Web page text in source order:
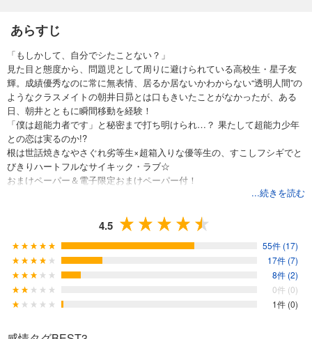
あらすじ
「もしかして、自分でシたことない？」
見た目と態度から、問題児として周りに避けられている高校生・星子友
輝。成績優秀なのに常に無表情、居るか居ないかわからない“透明人間”の
ようなクラスメイトの朝井日昴とは口もきいたことがなかったが、ある
日、朝井とともに瞬間移動を経験！
「僕は超能力者です」と秘密まで打ち明けられ…？ 果たして超能力少年
との恋は実るのか!?
根は世話焼きなやさぐれ劣等生×超箱入りな優等生の、すこしフシギでと
びきりハートフルなサイキック・ラブ☆
おまけペーパー＆電子限定おまけペーパー付！
...続きを読む
4.5
55件 (17)
17件 (7)
8件 (2)
0件 (0)
1件 (0)